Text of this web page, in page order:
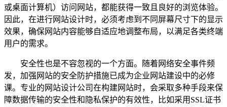
或桌面计算机）访问网站，都能获得一致且良好的浏览体验。
因此，在进行网站设计时，必须考虑到不同屏幕尺寸下的显示
效果，确保网站内容能够自适应地调整布局，以满足各类终端
用户的需求。
安全性也是不容忽视的一个方面。随着网络安全事件频
发，加强网站的安全防护措施已成为企业网站建设中的必修
课。专业的网站设计公司在构建网站时，会采取多种手段来保
障数据传输的安全性和隐私保护的有效性，比如采用SSL证书